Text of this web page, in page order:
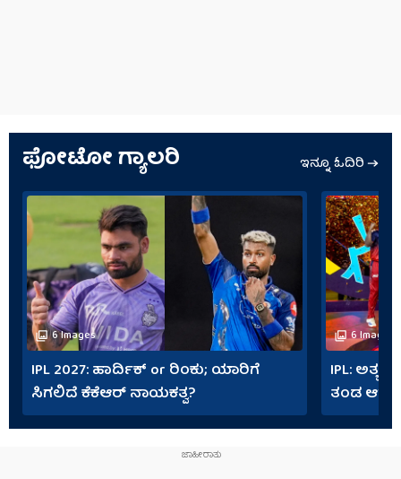
ಫೋಟೋ ಗ್ಯಾಲರಿ ಇನ್ನೂ ಓದಿರಿ
6 Images
IPL 2027: ಹಾರ್ದಿಕ್ or ರಿಂಕು; ಯಾರಿಗೆ
ಸಿಗಲಿದೆ ಕೆಕೆಆರ್ ನಾಯಕತ್ವ?
6 Images
IPL:
ತಂಡ